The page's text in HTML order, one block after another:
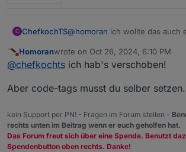
C ChefkochTS@homoran ich wollte das auch
Do not disturb
Homoranwrote on Oct 26, 2024, 6:10 PM
last edited by
@chefkochts ich hab's verschoben!
Aber code-tags musst du selber setzen.
kein Support per PN! - Fragen im Forum stellen -
rechts unten im Beitrag wenn er euch geholfen hat.
Das Forum freut sich über eine Spende. Benutzt
Spendenbutton oben rechts. Danke!